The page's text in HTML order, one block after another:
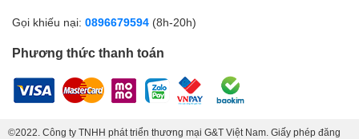
Gọi khiếu nại: 0896679594 (8h-20h)
Phương thức thanh toán
©2022. Công ty TNHH phát triển thương mại G&T Việt Nam. Giấy phép đăng